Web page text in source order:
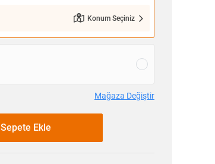
Konum Seçiniz
Mağaza Değiştir
Sepete Ekle